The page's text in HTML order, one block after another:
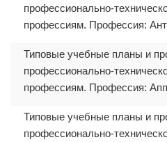
профессионально-
профессиям. Профессия:
Типовые учебные планы и
профессионально-
профессиям. Профессия:
Типовые учебные планы и
профессионально-